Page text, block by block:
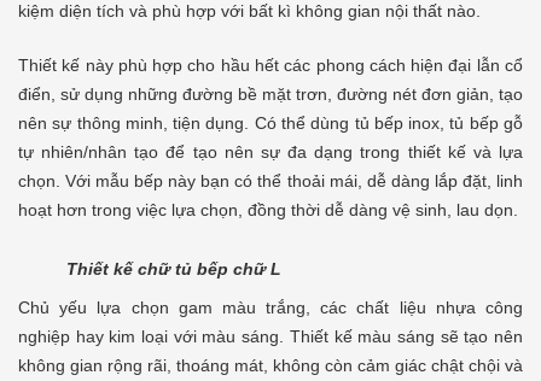
kiệm diện tích và phù hợp với bất kì không gian nội thất nào.
Thiết kế này phù hợp cho hầu hết các phong cách hiện đại lẫn cổ
điển, sử dụng những đường bề mặt trơn, đường nét đơn giản, tạo
nên sự thông minh, tiện dụng. Có thể dùng tủ bếp inox, tủ bếp gỗ
tự nhiên/nhân tạo để tạo nên sự đa dạng trong thiết kế và lựa
chọn. Với mẫu bếp này bạn có thể thoải mái, dễ dàng lắp đặt, linh
hoạt hơn trong việc lựa chọn, đồng thời dễ dàng vệ sinh, lau dọn.
Thiết kế chữ tủ bếp chữ L
Chủ yếu lựa chọn gam màu trắng, các chất liệu nhựa công
nghiệp hay kim loại với màu sáng. Thiết kế màu sáng sẽ tạo nên
không gian rộng rãi, thoáng mát, không còn cảm giác chật chội và